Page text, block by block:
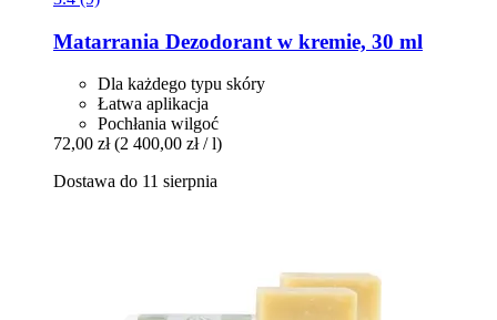
Matarrania Dezodorant w kremie, 30 ml
Dla każdego typu skóry
Łatwa aplikacja
Pochłania wilgoć
72,00 zł (2 400,00 zł / l)
Dostawa do 11 sierpnia